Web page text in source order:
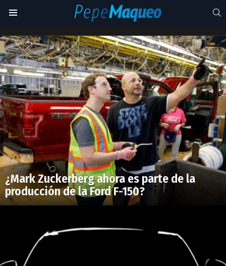
detroit
Latest
stories
¿Mark Zuckerberg ahora es parte de la
producción de la Ford F-150?